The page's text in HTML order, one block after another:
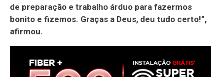
de preparação e trabalho árduo para fazermos
bonito e fizemos. Graças a Deus, deu tudo certo!”,
afirmou.